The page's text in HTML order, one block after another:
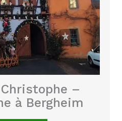
–
à Bergheim